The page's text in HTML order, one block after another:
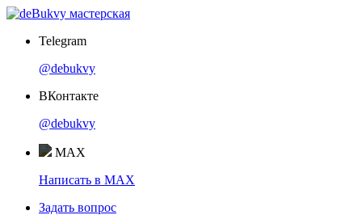
Telegram
@debukvy
ВКонтакте
@debukvy
MAX
Написать в MAX
Задать вопрос